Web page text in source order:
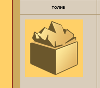
толик